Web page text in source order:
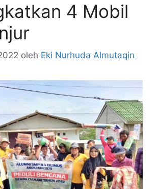
4 Mobil
oleh Eki Nurhuda Almutaqin